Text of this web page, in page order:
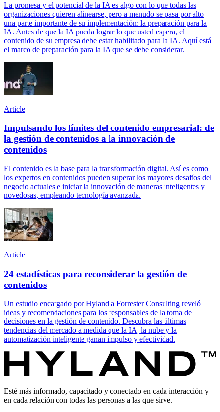
La promesa y el potencial de la IA es algo con lo que todas las
organizaciones quieren alinearse, pero a menudo se pasa por alto
una parte importante de su implementación: la preparación para la
IA. Antes de que la IA pueda lograr lo que usted espera, el
contenido de su empresa debe estar habilitado para la IA. Aquí está
el marco de preparación para la IA que se debe considerar.
Article
Impulsando los límites del contenido empresarial: de
la gestión de contenidos a la innovación de
contenidos
El contenido es la base para la transformación digital. Así es como
los expertos en contenidos pueden superar los mayores desafíos del
negocio actuales e iniciar la innovación de maneras inteligentes y
novedosas, empleando tecnología avanzada.
Article
24 estadísticas para reconsiderar la gestión de
contenidos
Un estudio encargado por Hyland a Forrester Consulting reveló
ideas y recomendaciones para los responsables de la toma de
decisiones en la gestión de contenido. Descubra las últimas
tendencias del mercado a medida que la IA, la nube y la
automatización inteligente ganan impulso y efectividad.
Esté más informado, capacitado y conectado en cada interacción y
en cada relación con todas las personas a las que sirve.